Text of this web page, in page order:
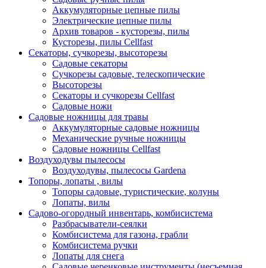
Аккумуляторные цепные пилы
Электрические цепные пилы
Архив товаров - кусторезы, пилы
Кусторезы, пилы Cellfast
Секаторы, сучкорезы, высоторезы
Садовые секаторы
Сучкорезы садовые, телескопические
Высоторезы
Секаторы и сучкорезы Cellfast
Садовые ножи
Садовые ножницы для травы
Аккумуляторные садовые ножницы
Механические ручные ножницы
Садовые ножницы Cellfast
Воздуходувы пылесосы
Воздуходувы, пылесосы Gardena
Топоры, лопаты , вилы
Топоры садовые, туристические, колуны
Лопаты, вилы
Садово-огородный инвентарь, комбисистема
Разбрасыватели-сеялки
Комбисистема для газона, грабли
Комбисистема ручки
Лопаты для снега